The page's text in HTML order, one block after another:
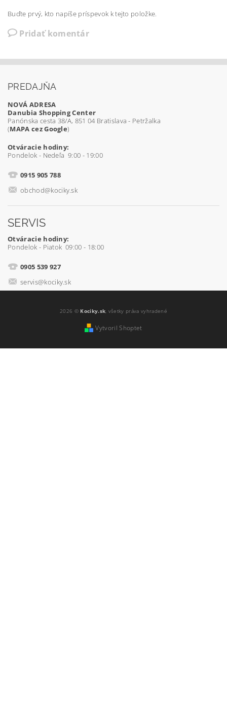
Buďte prvý, kto napíše príspevok k tejto položke.
Pridať komentár
PREDAJŇA
NOVÁ ADRESA
Danubia Shopping Center
Panónska cesta 38/A, 851 04 Bratislava - Petržalka
(MAPA cez Google)
Otváracie hodiny:
Pondelok - Nedeľa 9:00 - 19:00
0915 905 788
obchod@kociky.sk
SERVIS
Otváracie hodiny:
Pondelok - Piatok 09:00 - 18:00
0905 539 927
servis@kociky.sk
2026 © Kociky.sk, všetky práva vyhradené
Vytvoril Shoptet